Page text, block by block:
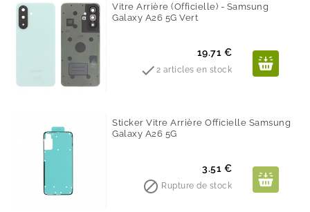
Vitre Arrière (officielle) - Samsung
Galaxy A26 5G Vert
Prix
19.71 €
 2 articles en stock
Sticker Vitre Arrière Officielle Samsung
Galaxy A26 5G
Prix
3.51 €
 Rupture de stock